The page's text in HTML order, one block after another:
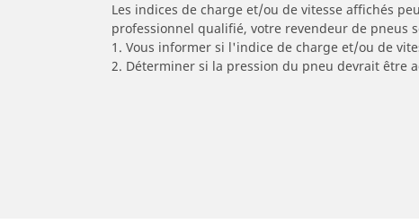
Les indices de charge et/ou de vitesse affichés
professionnel qualifié, votre revendeur de pneus
1. Vous informer si l'indice de charge et/ou de
2. Déterminer si la pression du pneu devrait être